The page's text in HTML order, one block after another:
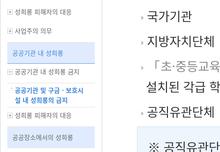
성희롱 피해자의 대응
사업주의 의무
공공기관 내 성희롱
공공기관 내 성희롱 금지
공공기관 및 구금ㆍ보호시
설 내 성희롱의 금지
성희롱 피해자의 대응
공공장소에서의 성희롱
국가기관
지방자치단체
「초·중등교
설치된 각급
공직유관단체
※ 공직유관